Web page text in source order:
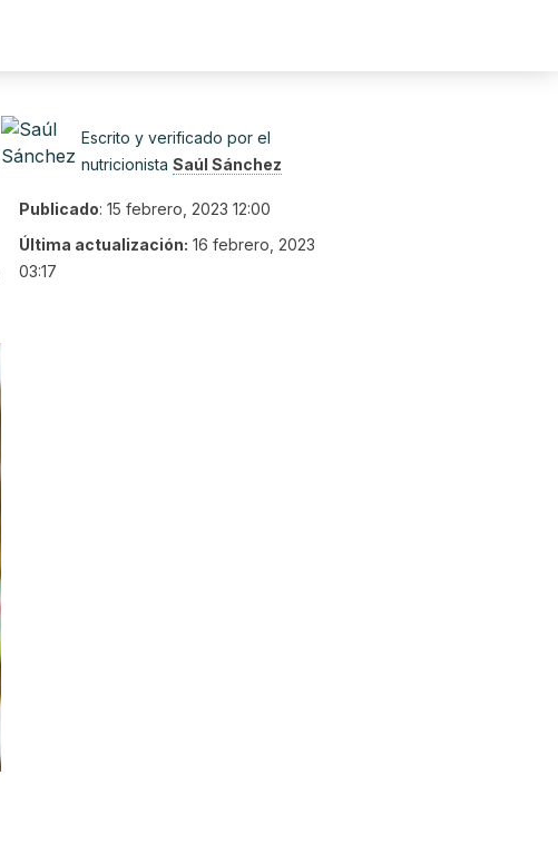
Escrito y verificado por el
nutricionista Saúl Sánchez
Publicado: 15 febrero, 2023 12:00
Última actualización: 16 febrero, 2023
03:17